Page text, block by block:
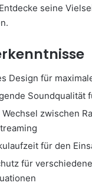
seine
Design für
Soundqualität
Wechsel zwischen
für den
für verschiedene